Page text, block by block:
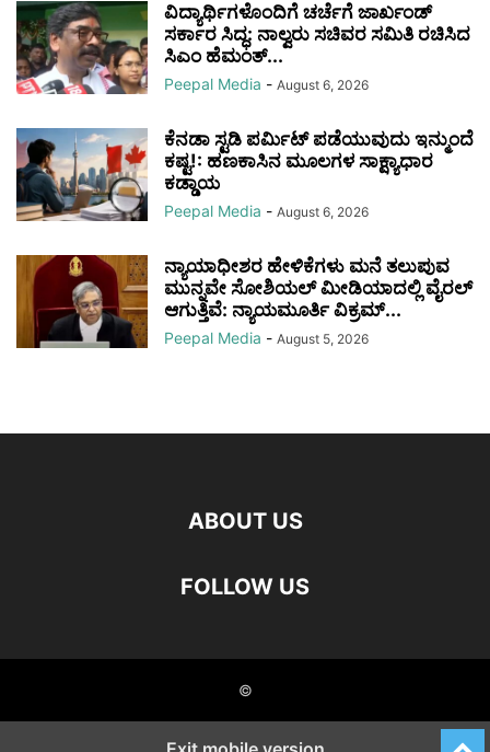
ವಿದ್ಯಾರ್ಥಿಗಳೊಂದಿಗೆ ಚರ್ಚೆಗೆ ಜಾರ್ಖಂಡ್
ಸರ್ಕಾರ ಸಿದ್ಧ: ನಾಲ್ವರು ಸಚಿವರ ಸಮಿತಿ ರಚಿಸಿದ
ಸಿಎಂ ಹೆಮಂತ್...
Peepal Media - August 6, 2026
ಕೆನಡಾ ಸ್ಟಡಿ ಪರ್ಮಿಟ್ ಪಡೆಯುವುದು ಇನ್ಮುಂದೆ
ಕಷ್ಟ!: ಹಣಕಾಸಿನ ಮೂಲಗಳ ಸಾಕ್ಷ್ಯಾಧಾರ
ಕಡ್ಡಾಯ
Peepal Media - August 6, 2026
ನ್ಯಾಯಾಧೀಶರ ಹೇಳಿಕೆಗಳು ಮನೆ ತಲುಪುವ
ಮುನ್ನವೇ ಸೋಶಿಯಲ್ ಮೀಡಿಯಾದಲ್ಲಿ ವೈರಲ್
ಆಗುತ್ತಿವೆ: ನ್ಯಾಯಮೂರ್ತಿ ವಿಕ್ರಮ್...
Peepal Media - August 5, 2026
ABOUT US
FOLLOW US
©